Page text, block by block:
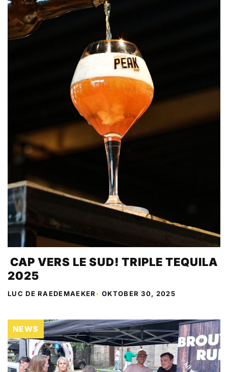
CAP VERS LE SUD! TRIPLE TEQUILA
2025
LUC DE RAEDEMAEKER•OKTOBER 30, 2025
NEWS